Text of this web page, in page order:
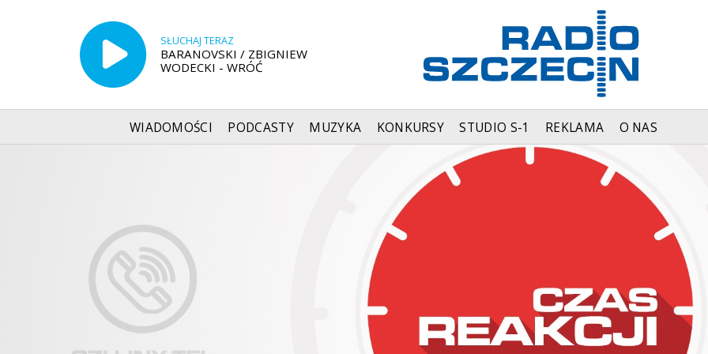
SŁUCHAJ TERAZ
BARANOVSKI / ZBIGNIEW
WODECKI - WRÓĆ
WIADOMOŚCI PODCASTY MUZYKA KONKURSY STUDIO S-1 REKLAMA O NAS